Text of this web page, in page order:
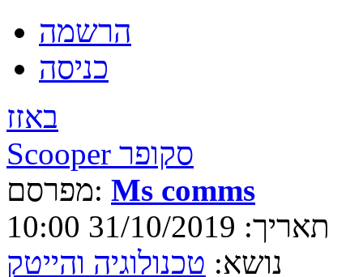
הרשמה
כניסה
באזז
Scooper סקופר
מפרסם: Ms comms
תאריך: 31/10/2019 10:00
נושא: טכנולוגיה והייטק